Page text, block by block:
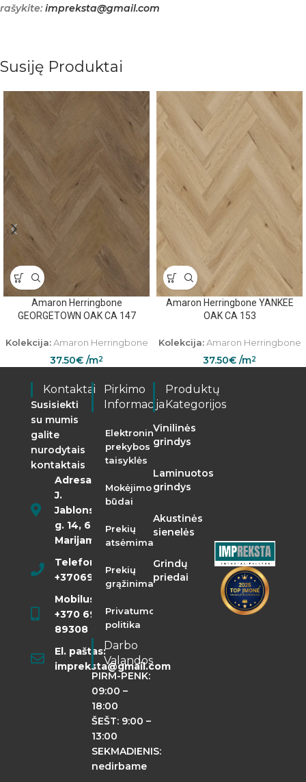
rašykite:impreksta@gmail.com
Susiję Produktai
Amaron Herringbone
GEORGETOWN OAK CA 147
Kolekcija:Amaron Herringbone
37.50€ /m2
Amaron Herringbone YANKEE
OAK CA 153
Kolekcija:Amaron Herringbone
37.50€ /m2
Kontaktai
Susisiekti
su mumis
galite
nurodytais
kontaktais
Adresas:
J.
Jablonskio
g. 14, 68290
Marijampolė
Telefonas:
+37069855400
Mobilusis:
+370 698
89308
El. paštas:
impreksta@gmail.com
Pirkimo
Informacija
Elektroninės
prekybos
taisyklės
Mokėjimo
būdai
Prekių
atsėmimas
Prekių
grąžinimas
Privatumo
politika
Darbo
Valandos
PIRM-PENK:
09:00 –
18:00
ŠEŠT: 9:00 –
13:00
SEKMADIENIS:
nedirbame
Produktų
Kategorijos
Vinilinės
grindys
Laminuotos
grindys
Akustinės
sienelės
Grindų
priedai